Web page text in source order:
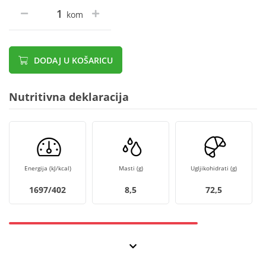
kom
DODAJ U KOŠARICU
Nutritivna deklaracija
Energija (kJ/kcal)
1697/402
Masti (g)
8,5
Ugljikohidrati (g)
72,5